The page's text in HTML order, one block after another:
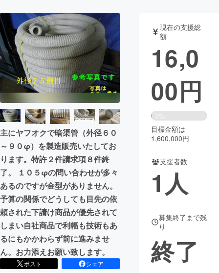
テクノロジー・ガジェット
映像・映画 書籍・雑誌
ビジネス・起業 チャレンジ
まちづくり・地域活性化
CAMPFIRE for Social Good
CAMPFIRE Creation
CAMPFIREふるさと納税
コミュニティ
主にヤフオクで暗渠管（外径６０
～９０φ）を製造販売いたしてお
ります。特許２件請求項８件終
了。 １０５φの問い合わせが多々
あるのですが金型がありません。
予算の関係でどうしても目先の依
頼された下請け商品が優先されて
しまい自社商品で利幅も技術もあ
るにもかかわらず前に進みませ
ん。お力添えお願い致します。
ポスト
シェア
現在の支援総
額
16,0
00円
1%
目標金額は
1,600,000円
支援者数
1人
募集終了まで残
り
終了